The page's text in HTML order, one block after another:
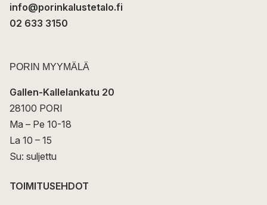
info@porinkalustetalo.fi
02 633 3150
PORIN MYYMÄLÄ
Gallen-Kallelankatu 20
28100 PORI
Ma – Pe 10-18
La 10 – 15
Su: suljettu
TOIMITUSEHDOT